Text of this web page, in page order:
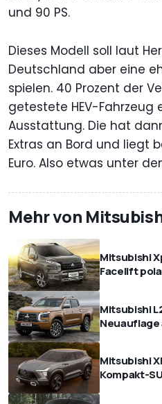
und 90 PS.
Dieses Modell soll laut
Deutschland aber eine
spielen. 40 Prozent der
getestete HEV-
Ausstattung. Die hat
Extras an Bord und liegt
Euro. Also etwas unter
Mehr von
Mitsubishi
Facelift
Mitsubishi
Mitsubishi
Kompakt-